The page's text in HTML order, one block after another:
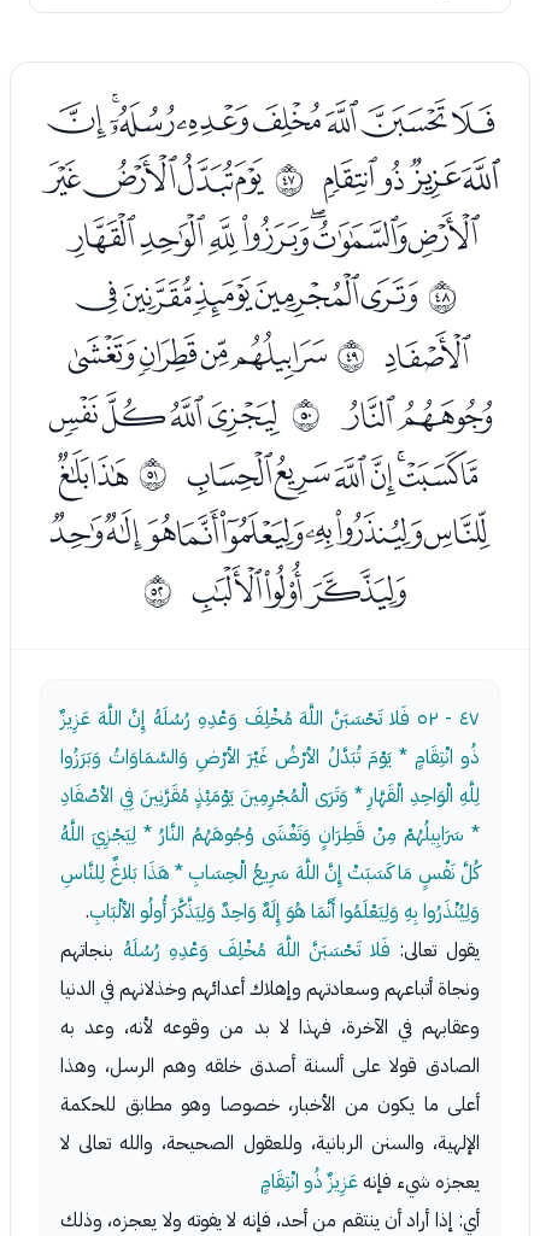
ﮔﮕﮖﮗﮘﮙﮚﮛ
ﮜﮝﮞﮟ ﰮﮡﮢﮣﮤ
ﮥﮦﮧﮨﮩﮪﮫ
ﰯﮭﮮﮯﮰﮱ
ﯓ ﰰﯕﯖﯗﯘ
ﯙﯚ ﰱﯜﯝﯞﯟ
ﯠﯡﯢﯣﯤﯥﯦ ﰲﯨﯩ
ﯪﯫﯬﯭﯮﯯﯰﯱ
ﯲﯳﯴ ﰳ
٤٧ - ٥٢
فَلا تَحْسَبَنَّ اللَّهَ مُخْلِفَ وَعْدِهِ رُسُلَهُ إِنَّ اللَّهَ عَزِيزٌ
ذُو انْتِقَامٍ * يَوْمَ تُبَدَّلُ الأرْضُ غَيْرَ الأرْضِ وَالسَّمَاوَاتُ وَبَرَزُوا
لِلَّهِ الْوَاحِدِ الْقَهَّارِ * وَتَرَى الْمُجْرِمِينَ يَوْمَئِذٍ مُقَرَّنِينَ فِي الأصْفَادِ
* سَرَابِيلُهُمْ مِنْ قَطِرَانٍ وَتَغْشَى وُجُوهَهُمُ النَّارُ * لِيَجْزِيَ اللَّهُ
كُلَّ نَفْسٍ مَا كَسَبَتْ إِنَّ اللَّهَ سَرِيعُ الْحِسَابِ * هَذَا بَلاغٌ لِلنَّاسِ
وَلِيُنْذَرُوا بِهِ وَلِيَعْلَمُوا أَنَّمَا هُوَ إِلَهٌ وَاحِدٌ وَلِيَذَّكَّرَ أُولُو الألْبَابِ.
يقول تعالى: فَلا تَحْسَبَنَّ اللَّهَ مُخْلِفَ وَعْدِهِ رُسُلَهُ بنجاتهم
ونجاة أتباعهم وسعادتهم وإهلاك أعدائهم وخذلانهم في الدنيا
وعقابهم في الآخرة، فهذا لا بد من وقوعه لأنه، وعد به
الصادق قولا على ألسنة أصدق خلقه وهم الرسل، وهذا
أعلى ما يكون من الأخبار، خصوصا وهو مطابق للحكمة
الإلهية، والسنن الربانية، وللعقول الصحيحة، والله تعالى لا
يعجزه شيء فإنه عَزِيزٌ ذُو انْتِقَامٍ
أي: إذا أراد أن ينتقم من أحد، فإنه لا يفوته ولا يعجزه، وذلك